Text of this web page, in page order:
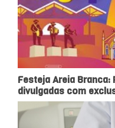
Festeja Areia
divulgadas com